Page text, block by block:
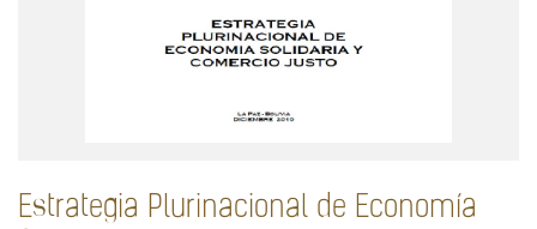
Estrategia Plurinacional de Economía